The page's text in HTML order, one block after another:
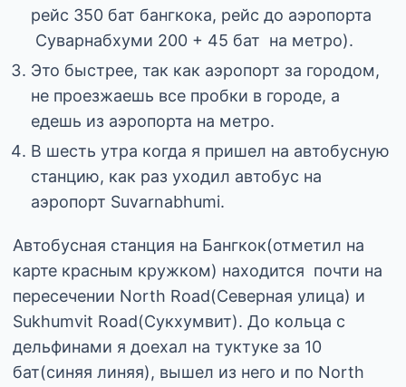
рейс 350 бат бангкока, рейс до аэропорта
Суварнабхуми 200 + 45 бат на метро).
Это быстрее, так как аэропорт за городом,
не проезжаешь все пробки в городе, а
едешь из аэропорта на метро.
В шесть утра когда я пришел на автобусную
станцию, как раз уходил автобус на
аэропорт Suvarnabhumi.
Автобусная станция на Бангкок(отметил на
карте красным кружком) находится почти на
пересечении North Road(Северная улица) и
Sukhumvit Road(Сукхумвит). До кольца с
дельфинами я доехал на туктуке за 10
бат(синяя линяя), вышел из него и по North